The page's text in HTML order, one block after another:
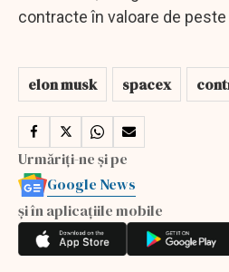
contracte în valoare de
elon musk spacex
Urmăriți-ne și pe
Google News
și în aplicațiile mobile